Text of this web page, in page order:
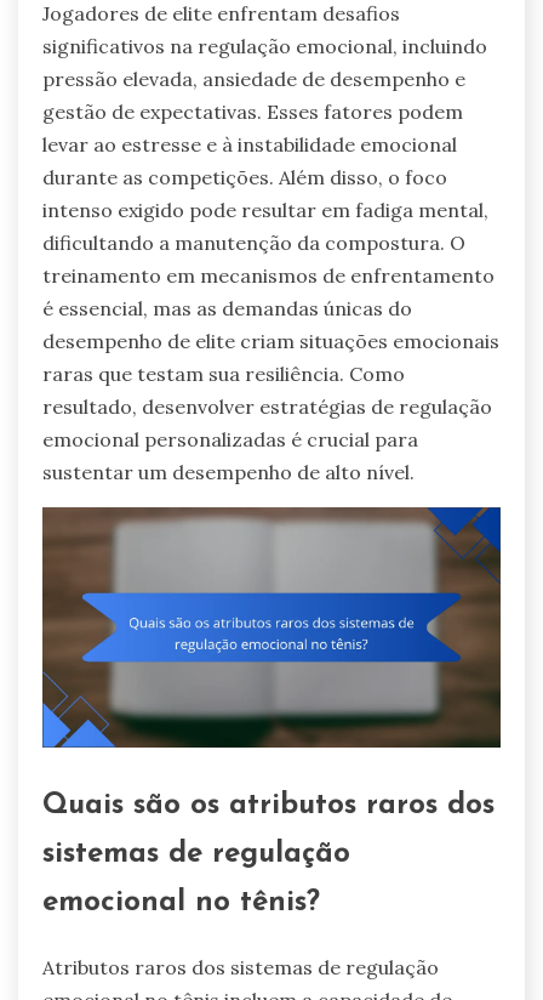
Jogadores de elite enfrentam desafios
significativos na regulação emocional, incluindo
pressão elevada, ansiedade de desempenho e
gestão de expectativas. Esses fatores podem
levar ao estresse e à instabilidade emocional
durante as competições. Além disso, o foco
intenso exigido pode resultar em fadiga mental,
dificultando a manutenção da compostura. O
treinamento em mecanismos de enfrentamento
é essencial, mas as demandas únicas do
desempenho de elite criam situações emocionais
raras que testam sua resiliência. Como
resultado, desenvolver estratégias de regulação
emocional personalizadas é crucial para
sustentar um desempenho de alto nível.
Quais são os atributos raros dos
sistemas de regulação
emocional no tênis?
Atributos raros dos sistemas de regulação